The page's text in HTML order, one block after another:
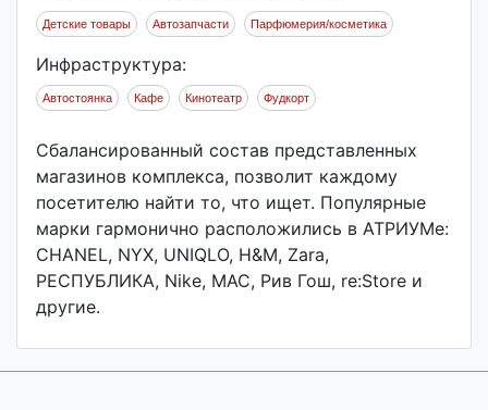
Детские товары Автозапчасти Парфюмерия/косметика
Инфраструктура:
Автостоянка Кафе Кинотеатр Фудкорт
Сбалансированный состав представленных
магазинов комплекса, позволит каждому
посетителю найти то, что ищет. Популярные
марки гармонично расположились в АТРИУМе:
CHANEL, NYX, UNIQLO, H&M, Zara,
РЕСПУБЛИКА, Nike, MAC, Рив Гош, re:Store и
другие.